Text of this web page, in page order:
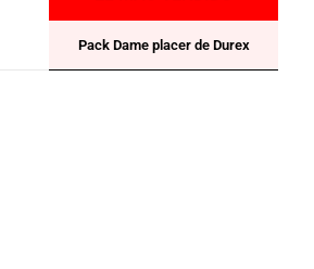
Pack Dame placer de Durex